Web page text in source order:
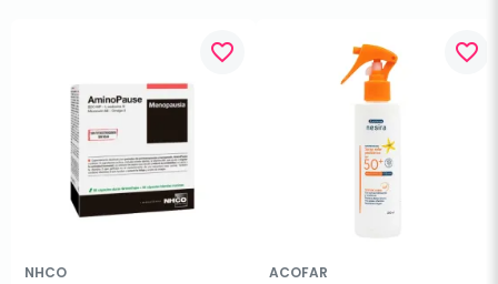
favorite_border
NHCO
favorite_border
ACOFAR